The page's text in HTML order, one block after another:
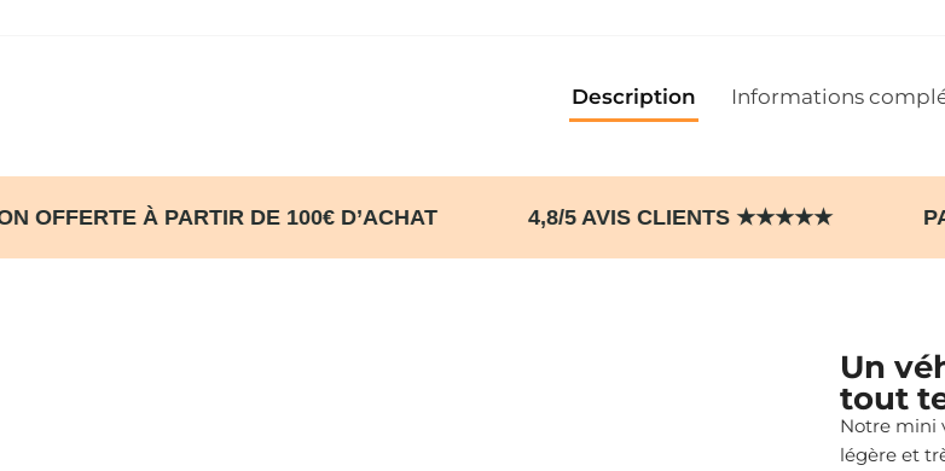
Description Informations
OFFERTE À PARTIR DE 100€ D’ACHAT 4,8/5 AVIS CLIENTS ★★★★★
Un
tout
Notre mini
légère et